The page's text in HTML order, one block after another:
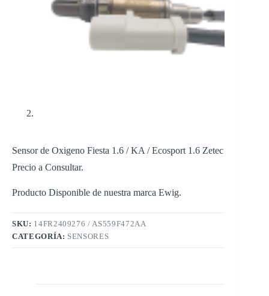
Sensor de Oxigeno Fiesta 1.6 / KA / Ecosport 1.6 Zetec
Precio a Consultar.
Producto Disponible de nuestra marca Ewig.
SKU: 14FR2409276 / AS559F472AA
CATEGORÍA: SENSORES